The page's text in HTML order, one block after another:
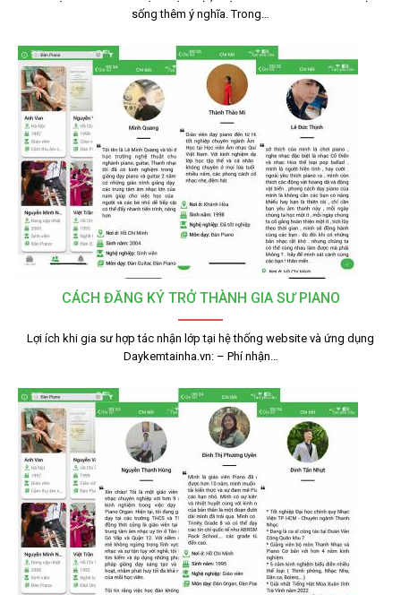
sống thêm ý nghĩa. Trong…
CÁCH ĐĂNG KÝ TRỞ THÀNH GIA SƯ PIANO
Lợi ích khi gia sư hợp tác nhận lớp tại hệ thống website và ứng dụng
Daykemtainha.vn: – Phí nhận…